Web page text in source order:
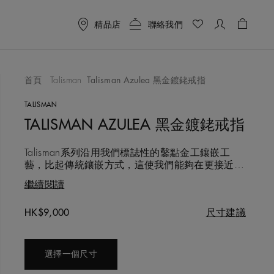
精品店 聯絡我們
愛清單
首頁 Talisman Talisman Azulea 黑金鍍銠戒指
TALISMAN
TALISMAN AZULEA 黑金鍍銠戒指
Talisman系列沿用我們標誌性的鑿點金工鑲嵌工
藝，比起傳統鑲嵌方式，這使我們能夠在更接近表
富。18K鍍銠黑金的大膽獨特質感與精心打磨的單
約0.03克拉的圓形明亮式單鑽以半包鑲方式鑲嵌於
然鑽石來源
繼續閱讀
Original price
HK$9,000 尺寸建議
選擇一個尺寸